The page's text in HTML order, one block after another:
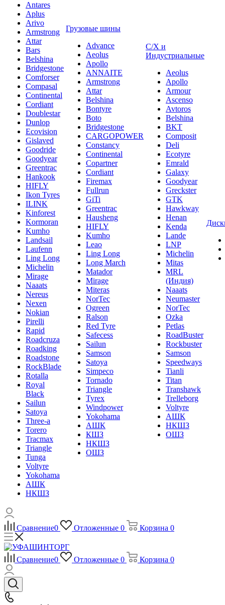
Antares
Aplus
Arivo
Armstrong
Attar
Bars
Belshina
Bridgestone
Comforser
Compasal
Continental
Cordiant
Doublestar
Dunlop
Ecovision
Gislaved
Goodride
Goodyear
Greentrac
Hankook
HIFLY
Ikon Tyres
ILINK
Kinforest
Kormoran
Kumho
Landsail
Laufenn
Ling Long
Michelin
Mirage
Naaats
Nereus
Nexen
Nokian
Pirelli
Rapid
Roadcruza
Roadking
Roadstone
RockBlade
Rotalla
Royal
Black
Sailun
Satoya
Three-a
Torero
Tracmax
Triangle
Tunga
Voltyre
Yokohama
АШК
НКШЗ
Грузовые шины
Advance
Aeolus
Apollo
ANNAITE
Armstrong
Attar
Belshina
Bontyre
Boto
Bridgestone
CARGOPOWER
Constancy
Continental
Copartner
Cordiant
Firemax
Fullrun
GiTi
Greentrac
Hausheng
HIFLY
Kumho
Leao
Ling Long
Long March
Matador
Mirage
Miteras
NorTec
Ogreen
Ralson
Red Tyre
Safecess
Sailun
Samson
Satoya
Simpeco
Tornado
Triangle
Tyrex
Windpower
Yokohama
АШК
КШЗ
НКШЗ
ОШЗ
С/Х и
Индустриальные
Aeolus
Apollo
Armour
Ascenso
Avtoros
Belshina
BKT
Composit
Deli
Ecotyre
Emrald
Galaxy
Goodyear
Greckster
GTK
Hawkway
Henan
Kenda
Lande
LNP
Michelin
Mitas
MRL
(Индия)
Naaats
Neumaster
NorTec
Ozka
Petlas
RoadBuster
Rockbuster
Samson
Speedways
Tianli
Titan
Transhawk
Trelleborg
Voltyre
АШК
НКШЗ
ОШЗ
Сравнение0 Отложенные 0 Корзина 0
Сравнение0 Отложенные 0 Корзина 0